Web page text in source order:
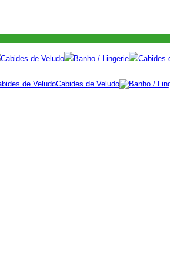
Cabides de Veludo Banho / Lingerie Cabides
Cabides de Veludo